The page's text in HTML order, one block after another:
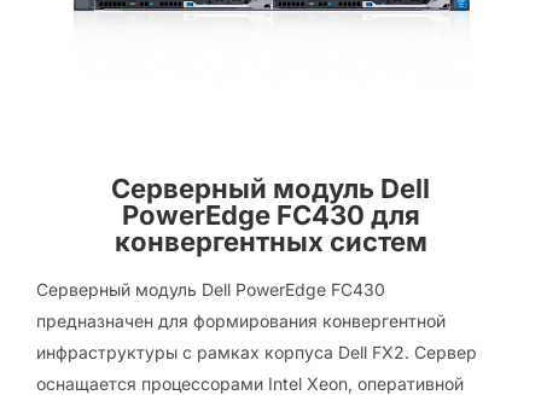
Серверный модуль Dell
PowerEdge FC430 для
конвергентных систем
Серверный модуль Dell PowerEdge FC430
предназначен для формирования конвергентной
инфраструктуры с рамках корпуса Dell FX2. Сервер
оснащается процессорами Intel Xeon, оперативной